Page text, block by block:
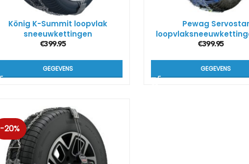
König K-Summit loopvlak
sneeuwkettingen
€399.95
GEGEVENS
Pewag Servostar
€399.95
GEGEVENS
-20%